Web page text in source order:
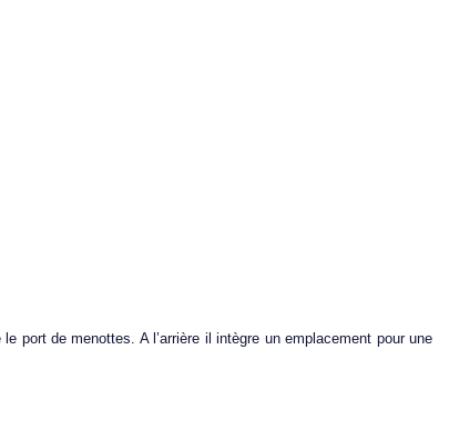
port de menottes. A l’arrière il intègre un emplacement pour une